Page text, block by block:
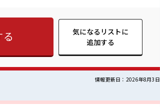
寮の周辺にはコンビニ/飲食店/スーパーあり
給！ 就業先には社員食堂があるのでお昼の
す♪ 休憩室・ロッカー完備！ 広くてキレイ
ーOK！ #ryo
気になるリストに
追加する
情報更新日：2026年8月3日